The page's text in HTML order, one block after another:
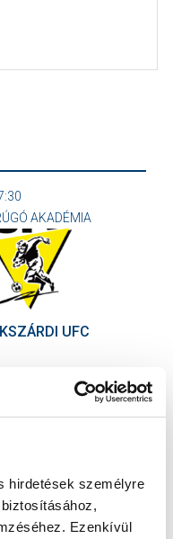
hirdetések személyre
Ezenkívül
AKADÉMIA
UFC
Iratkozzon fel ingyenes